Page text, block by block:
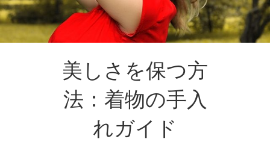
美しさを保つ方
法：着物の手入
れガイド